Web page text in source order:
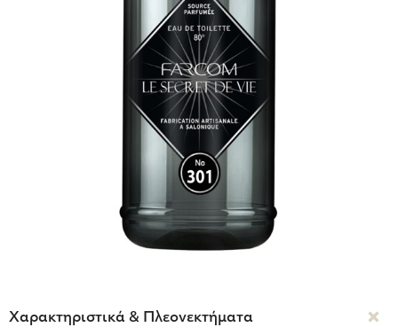
Χαρακτηριστικά & Πλεονεκτήματα